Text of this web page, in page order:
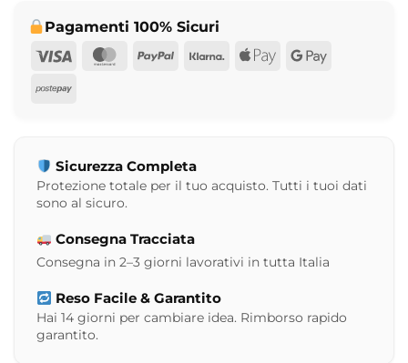
Pagamenti 100% Sicuri
Visa
MasterCard
PayPalKlarna Apple Google
Postepay
Sicurezza Completa
Protezione totale per il tuo acquisto. Tutti i tuoi dati
sono al sicuro.
Consegna Tracciata
Consegna in 2–3 giorni lavorativi in tutta Italia
Reso Facile & Garantito
Hai 14 giorni per cambiare idea. Rimborso rapido
garantito.